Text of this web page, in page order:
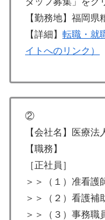
【勤務地】福岡
【詳細】 転職・就
イトへのリンク）
②
【会社名】医療
【職務】
［正社員］
＞＞（１）准看護
＞＞（２）看護補
＞＞（３）事務職